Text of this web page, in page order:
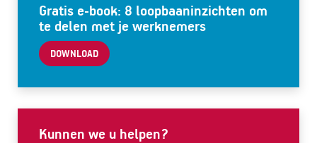
Gratis e-book: 8 loopbaaninzichten om
te delen met je werknemers
DOWNLOAD
Kunnen we u helpen?